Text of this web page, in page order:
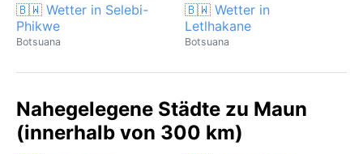
🇧🇼 Wetter in Selebi-
Phikwe
Botsuana
🇧🇼 Wetter in
Letlhakane
Botsuana
Nahegelegene Städte zu Maun
(innerhalb von 300 km)